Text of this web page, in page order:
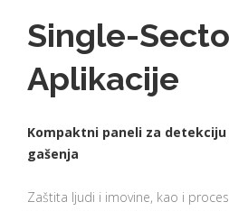
Single-
Aplikacije
Kompaktni paneli za
gašenja
Zaštita ljudi i imovine, kao i